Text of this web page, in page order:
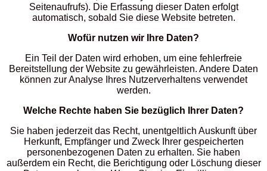
Seitenaufrufs). Die Erfassung dieser Daten erfolgt
automatisch, sobald Sie diese Website betreten.
Wofür nutzen wir Ihre Daten?
Ein Teil der Daten wird erhoben, um eine fehlerfreie
Bereitstellung der Website zu gewährleisten. Andere Daten
können zur Analyse Ihres Nutzerverhaltens verwendet
werden.
Welche Rechte haben Sie bezüglich Ihrer Daten?
Sie haben jederzeit das Recht, unentgeltlich Auskunft über
Herkunft, Empfänger und Zweck Ihrer gespeicherten
personenbezogenen Daten zu erhalten. Sie haben
außerdem ein Recht, die Berichtigung oder Löschung dieser